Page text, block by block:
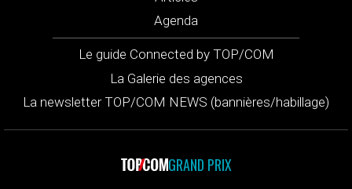
Agenda
Le guide Connected by TOP/COM
La Galerie des agences
La newsletter TOP/COM NEWS (bannières/habillage)
GRAND PRIX